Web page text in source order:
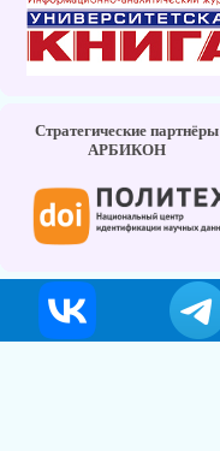
Стратегические партнёры
АРБИКОН